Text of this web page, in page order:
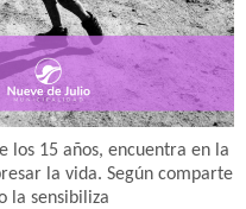
los 15 años, encuentra en la
la vida. Según comparte
la sensibiliza